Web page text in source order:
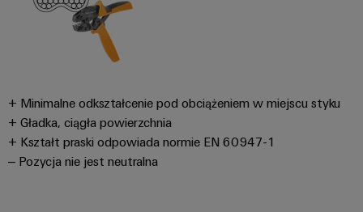
+ Minimalne odkształcenie pod obciążeniem w miejscu styku
+ Gładka, ciągła powierzchnia
+ Kształt praski odpowiada normie EN 60947-1
– Pozycja nie jest neutralna